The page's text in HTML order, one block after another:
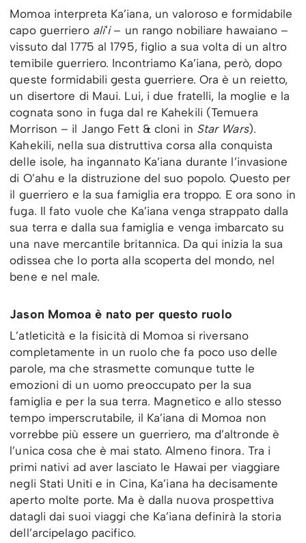
Momoa interpreta Ka’iana, un valoroso e formidabile
capo guerriero aliʻi– un rango nobiliare hawaiano –
vissuto dal 1775 al 1795, figlio a sua volta di un altro
temibile guerriero. Incontriamo Ka’iana, però, dopo
queste formidabili gesta guerriere. Ora è un reietto,
un disertore di Maui. Lui, i due fratelli, la moglie e la
cognata sono in fuga dal re Kahekili (Temuera
Morrison – il Jango Fett & cloni in Star Wars).
Kahekili, nella sua distruttiva corsa alla conquista
delle isole, ha ingannato Ka’iana durante l’invasione
di O’ahu e la distruzione del suo popolo. Questo per
il guerriero e la sua famiglia era troppo. E ora sono in
fuga. Il fato vuole che Ka’iana venga strappato dalla
sua terra e dalla sua famiglia e venga imbarcato su
una nave mercantile britannica. Da qui inizia la sua
odissea che lo porta alla scoperta del mondo, nel
bene e nel male.
Jason Momoa è nato per questo ruolo
L’atleticità e la fisicità di Momoa si riversano
completamente in un ruolo che fa poco uso delle
parole, ma che strasmette comunque tutte le
emozioni di un uomo preoccupato per la sua
famiglia e per la sua terra. Magnetico e allo stesso
tempo imperscrutabile, il Ka’iana di Momoa non
vorrebbe più essere un guerriero, ma d’altronde è
l’unica cosa che è mai stato. Almeno finora. Tra i
primi nativi ad aver lasciato le Hawai per viaggiare
negli Stati Uniti e in Cina, Ka’iana ha decisamente
aperto molte porte. Ma è dalla nuova prospettiva
datagli dai suoi viaggi che Ka’iana definirà la storia
dell’arcipelago pacifico.